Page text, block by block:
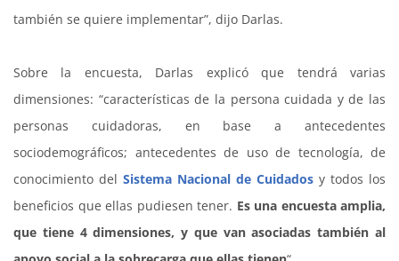
también se quiere implementar”, dijo Darlas.
Sobre la encuesta, Darlas explicó que tendrá varias
dimensiones: “características de la persona cuidada y de las
personas cuidadoras, en base a antecedentes
sociodemográficos; antecedentes de uso de tecnología, de
conocimiento del Sistema Nacional de Cuidados y todos los
beneficios que ellas pudiesen tener. Es una encuesta amplia,
que tiene 4 dimensiones, y que van asociadas también al